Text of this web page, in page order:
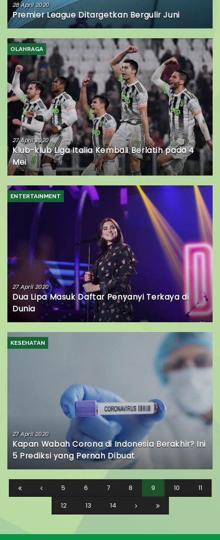
28 April 2020
Premier League Ditargetkan Bergulir Juni
OLAHRAGA
27 April 2020
Klub-klub Liga Italia Kembali Berlatih pada 4
Mei
ENTERTAINMENT
27 April 2020
Dua Lipa Masuk Daftar Penyanyi Terkaya di
Dunia
KESEHATAN
27 April 2020
Kapan Wabah Corona di Indonesia Berakhir? Ini
5 Prediksi yang Pernah Dibuat
5 6 7 8 9 10
11
12
13 14